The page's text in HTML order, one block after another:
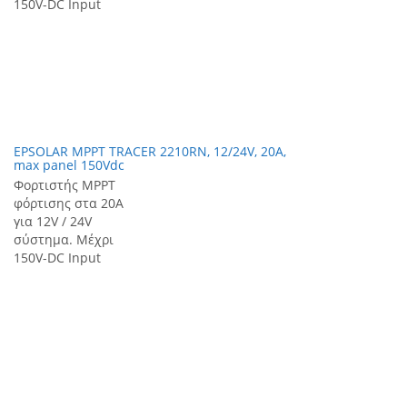
150V-DC Input
EPSOLAR MPPT TRACER 2210RN, 12/24V, 20A,
max panel 150Vdc
Φορτιστής MPPT
φόρτισης στα 20Α
για 12V / 24V
σύστημα. Μέχρι
150V-DC Input